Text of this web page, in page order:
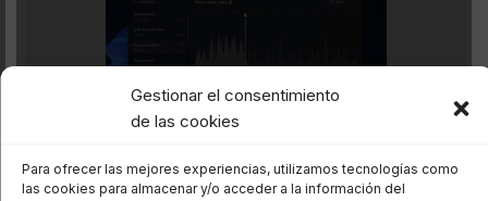
Gestionar el consentimiento
de las cookies
Para ofrecer las mejores experiencias, utilizamos tecnologías como
las cookies para almacenar y/o acceder a la información del
Cómo informar de una